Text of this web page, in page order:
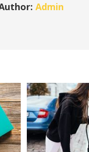
Admin